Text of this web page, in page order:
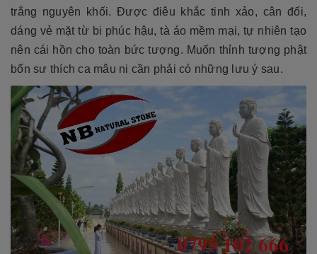
trắng nguyên khối. Được điêu khắc tinh xảo, cân đối,
dáng vẻ mặt từ bi phúc hậu, tà áo mềm mại, tự nhiên tạo
nên cái hồn cho toàn bức tượng. Muốn thỉnh tượng phật
bổn sư thích ca mâu ni cần phải có những lưu ý sau.